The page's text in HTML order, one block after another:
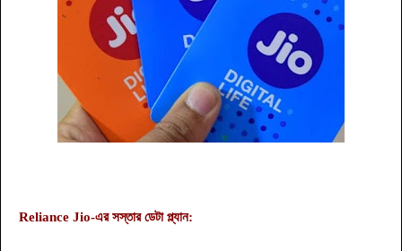
Reliance Jio-এর সস্তার ডেটা প্ল্যান: